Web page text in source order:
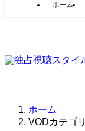
ホーム
ホーム
VODカテゴリ